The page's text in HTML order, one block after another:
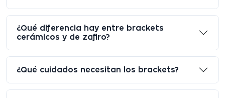
¿Qué diferencia hay entre brackets
cerámicos y de zafiro?
¿Qué cuidados necesitan los brackets?